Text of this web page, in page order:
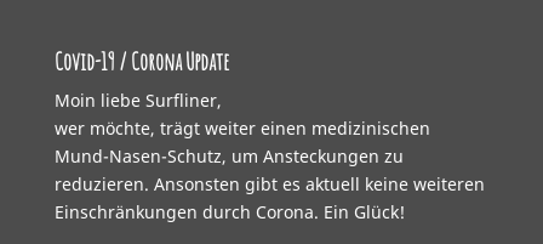
Covid-19 / Corona Update
Moin liebe Surfliner,
wer möchte, trägt weiter einen medizinischen
Mund-Nasen-Schutz, um Ansteckungen zu
reduzieren. Ansonsten gibt es aktuell keine weiteren
Einschränkungen durch Corona. Ein Glück!